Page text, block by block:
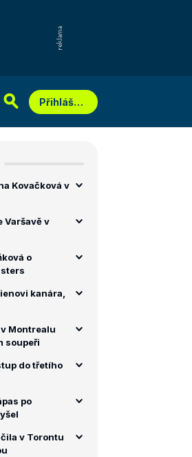
Přihlášení
Kovačková v
Varšavě v
o
kanára,
Montrealu
soupeři
do třetího
po
v Torontu